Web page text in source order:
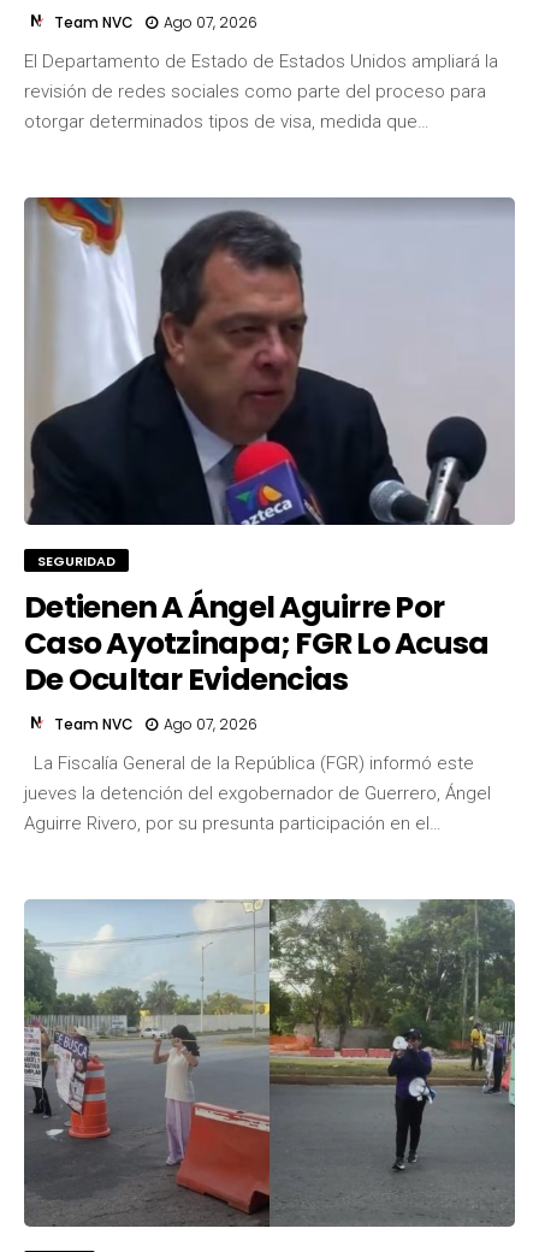
Team NVC
Team NVC
Team NVC Ago 07, 2026
El Departamento de Estado de Estados Unidos ampliará la
revisión de redes sociales como parte del proceso para
otorgar determinados tipos de visa, medida que…
SEGURIDAD
Detienen A Ángel Aguirre Por
Caso Ayotzinapa; FGR Lo Acusa
De Ocultar Evidencias
Team NVC Ago 07, 2026
La Fiscalía General de la República (FGR) informó este
jueves la detención del exgobernador de Guerrero, Ángel
Aguirre Rivero, por su presunta participación en el…